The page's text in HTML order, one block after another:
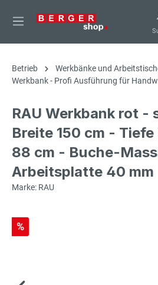
springen
Betrieb
Werkbänke und
Werkbank - Profi Ausführung für
RAU Werkbank rot -
Breite 150 cm -
88 cm - Buche-
Arbeitsplatte 40 mm
Marke: RAU
%